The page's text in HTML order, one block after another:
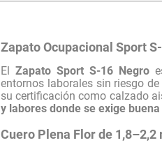
Zapato Ocupacional Sport
ElZapato Sport S-16 Negro
entornos laborales sin riesgo
su certificación como calzado
y labores donde se exige
Cuero Plena Flor de 1,8–2,2